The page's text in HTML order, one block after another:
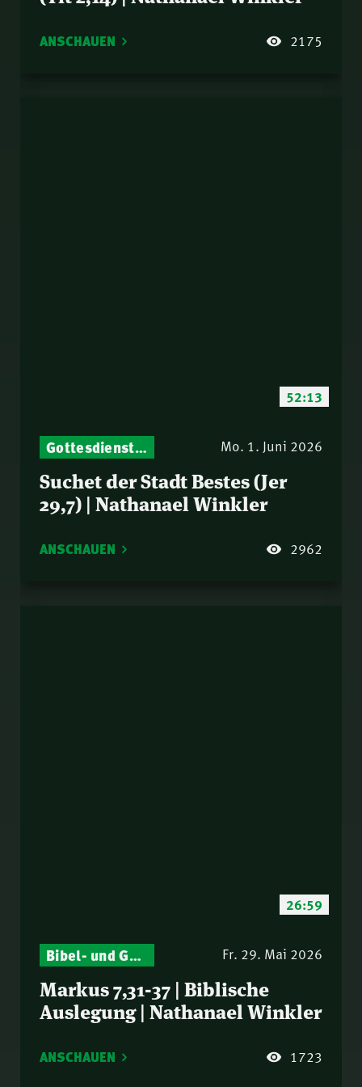
ANSCHAUEN 2175
52:13
Gottesdienst-Botschaften – Jeden Sonntag neu: Aktuelle Predigten vom Mitternachtsruf Mo. 1. Juni 2026
Suchet der Stadt Bestes (Jer
29,7) | Nathanael Winkler
ANSCHAUEN 2962
26:59
Bibel- und Gebetsstunde – Jeden Donnerstag neu: Vers-für-Vers-Auslegungen Fr. 29. Mai 2026
Markus 7,31-37 | Biblische
Auslegung | Nathanael Winkler
ANSCHAUEN 1723